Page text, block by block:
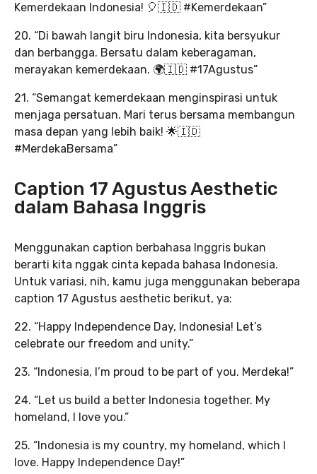
Kemerdekaan Indonesia! 🎈🇮🇩 #Kemerdekaan”
20. “Di bawah langit biru Indonesia, kita bersyukur
dan berbangga. Bersatu dalam keberagaman,
merayakan kemerdekaan. 🌍🇮🇩 #17Agustus”
21. “Semangat kemerdekaan menginspirasi untuk
menjaga persatuan. Mari terus bersama membangun
masa depan yang lebih baik! 🌟🇮🇩
#MerdekaBersama”
Caption 17 Agustus Aesthetic
dalam Bahasa Inggris
Menggunakan caption berbahasa Inggris bukan
berarti kita nggak cinta kepada bahasa Indonesia.
Untuk variasi, nih, kamu juga menggunakan beberapa
caption 17 Agustus aesthetic berikut, ya:
22. “Happy Independence Day, Indonesia! Let’s
celebrate our freedom and unity.”
23. “Indonesia, I’m proud to be part of you. Merdeka!”
24. “Let us build a better Indonesia together. My
homeland, I love you.”
25. “Indonesia is my country, my homeland, which I
love. Happy Independence Day!”